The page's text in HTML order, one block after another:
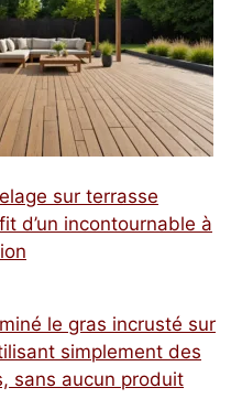
sur terrasse
d’un incontournable à
le gras incrusté sur
simplement des
sans aucun produit